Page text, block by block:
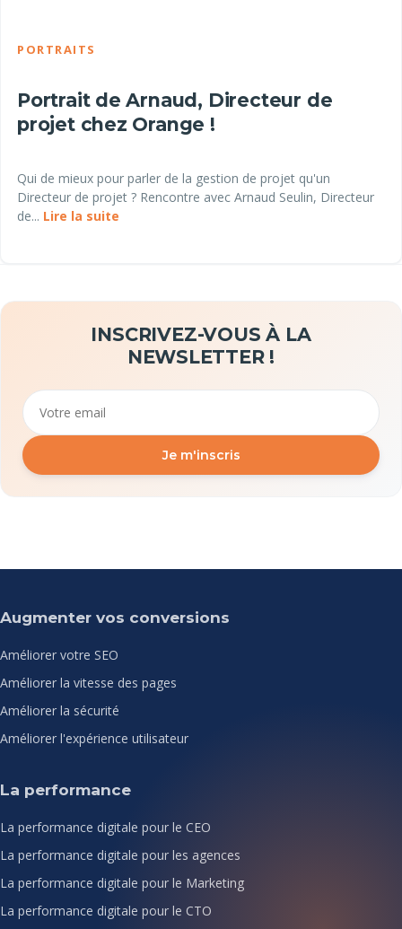
PORTRAITS
Portrait de Arnaud, Directeur de
projet chez Orange !
Qui de mieux pour parler de la gestion de projet qu'un
Directeur de projet ? Rencontre avec Arnaud Seulin, Directeur
de... Lire la suite
INSCRIVEZ-VOUS À LA
NEWSLETTER !
Email
Je m'inscris
Augmenter vos conversions
Améliorer votre SEO
Améliorer la vitesse des pages
Améliorer la sécurité
Améliorer l'expérience utilisateur
La performance
La performance digitale pour le CEO
La performance digitale pour les agences
La performance digitale pour le Marketing
La performance digitale pour le CTO